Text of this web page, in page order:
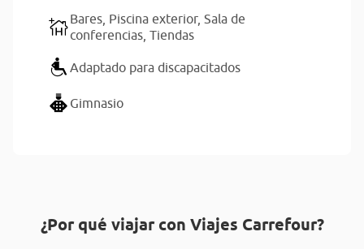
Bares, Piscina exterior, Sala de
conferencias, Tiendas
Adaptado para discapacitados
Gimnasio
¿Por qué viajar con Viajes Carrefour?